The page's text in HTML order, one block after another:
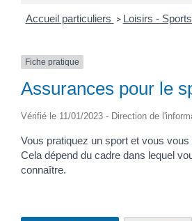
Accueil particuliers > Loisirs -
Fiche pratique
Assurances pour le
Vérifié le 11/01/2023 - Direction de
Vous pratiquez un sport et vous
Cela dépend du cadre dans lequel
connaître.